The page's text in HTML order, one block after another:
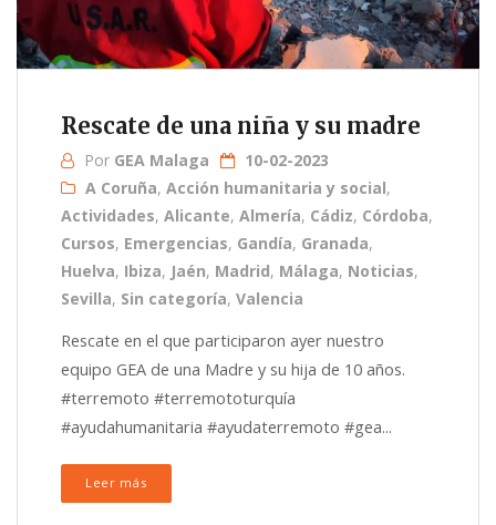
Rescate de una niña y su madre
Por GEA Malaga
10-02-2023
A Coruña, Acción humanitaria y social,
Actividades, Alicante, Almería, Cádiz, Córdoba,
Cursos, Emergencias, Gandía, Granada,
Huelva, Ibiza, Jaén, Madrid, Málaga, Noticias,
Sevilla, Sin categoría, Valencia
Rescate en el que participaron ayer nuestro
equipo GEA de una Madre y su hija de 10 años.
#terremoto #terremototurquía
#ayudahumanitaria #ayudaterremoto #gea...
Leer más